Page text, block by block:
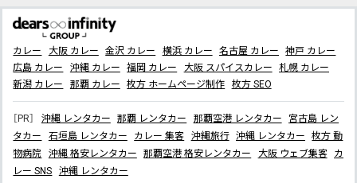
カレー 大阪 カレー 金沢 カレー 横浜 カレー 名古屋 カレー
神戸 カレー
広島 カレー
沖縄 カレー 福岡 カレー 大阪 スパイスカレー
札幌 カレー
新潟 カレー
那覇 カレー 枚方 ホームページ制作 枚方 SEO
［PR］ 沖縄 レンタカー 那覇 レンタカー 那覇空港 レンタカー
宮古島 レン
タカー
石垣島 レンタカー カレー 集客 沖縄旅行 沖縄 レンタカー
枚方 動
物病院
沖縄 格安レンタカー 那覇空港 格安レンタカー 大阪 ウェブ集客
カ
レー SNS
沖縄 レンタカー